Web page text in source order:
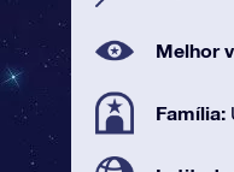
Melhor
Família: